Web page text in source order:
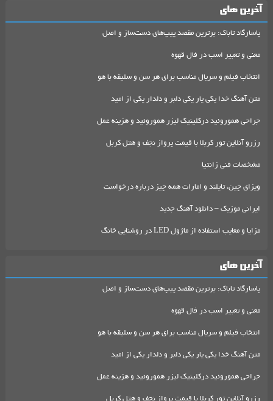
آخرین های
پاسارگاد تاباک: برترین مقصد پیپ‌های دست‌ساز و اصل
معنی و تعبیر اسب در فال قهوه
انتخاب فیلم و سریال مناسب برای هر سن و سلیقه با هو
متن آهنگ خدا یکی یار یکی دلبر و دلدار یکی از امید
جراحی هموروئید درکلینیک لیزر هموروئید و هزینه عمل
رزرو آنلاین تور کربلا با قیمت پرواز نجف و هتل کربل
مشخصات فنی زانتیا
ویزای چین، تایلند و امارات همه چیز درباره درخواست
ایرانی موزیک – دانلود آهنگ جدید
مزایا و معایب استفاده از ماژول LED در روشنایی خانگ
آخرین های
پاسارگاد تاباک: برترین مقصد پیپ‌های دست‌ساز و اصل
معنی و تعبیر اسب در فال قهوه
انتخاب فیلم و سریال مناسب برای هر سن و سلیقه با هو
متن آهنگ خدا یکی یار یکی دلبر و دلدار یکی از امید
جراحی هموروئید درکلینیک لیزر هموروئید و هزینه عمل
رزرو آنلاین تور کربلا با قیمت پرواز نجف و هتل کربل